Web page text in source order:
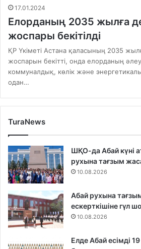
17.01.2024
Елорданың 2035 жылға
жоспары бекітілді
ҚР Үкіметі Астана қаласының 2035
жоспарын бекітті, онда елорданың
коммуналдық, көлік және
одан…
TuraNews
ШҚО-да Абай күні
рухына тағзым
10.08.2026
Абай рухына
ескерткішіне гүл
10.08.2026
Елде Абай есімді